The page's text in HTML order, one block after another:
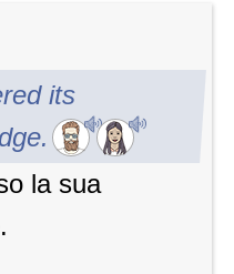
its
la sua